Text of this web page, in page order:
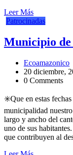
Leer Más
Patrocinadas
Municipio
Ecoamazonico
20 diciembre,
0 Comments
✳️Que en estas
municipalidad
largo y ancho del
uno de sus
que contribuyen al